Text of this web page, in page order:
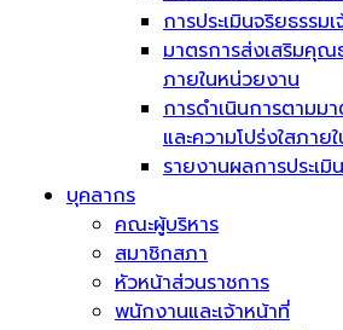
การประเมินจริยธรรม
มาตรการส่งเสริมคุณ
ภายในหน่วยงาน
การดำเนินการตามม
และความโปร่งใสภาย
รายงานผลการประเ
บุคลากร
คณะผู้บริหาร
สมาชิกสภา
หัวหน้าส่วนราชการ
พนักงานและเจ้าหน้าที่